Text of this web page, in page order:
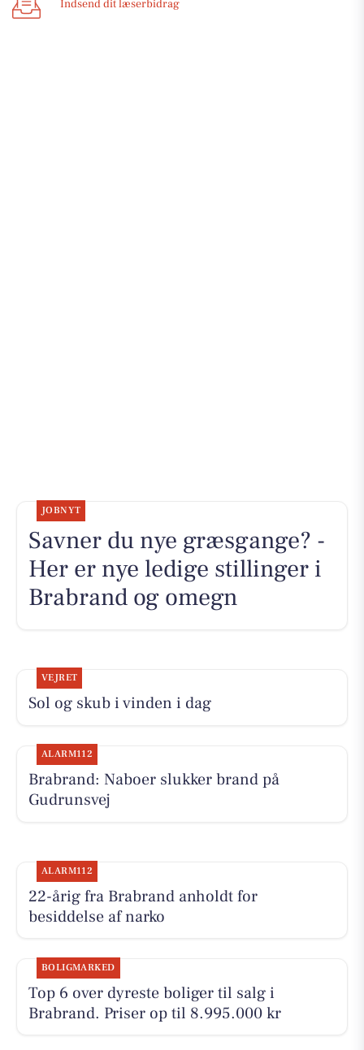
Indsend dit læserbidrag
JOBNYT
Savner du nye græsgange? -
Her er nye ledige stillinger i
Brabrand og omegn
VEJRET
Sol og skub i vinden i dag
ALARM112
Brabrand: Naboer slukker brand på
Gudrunsvej
ALARM112
22-årig fra Brabrand anholdt for
besiddelse af narko
BOLIGMARKED
Top 6 over dyreste boliger til salg i
Brabrand. Priser op til 8.995.000 kr